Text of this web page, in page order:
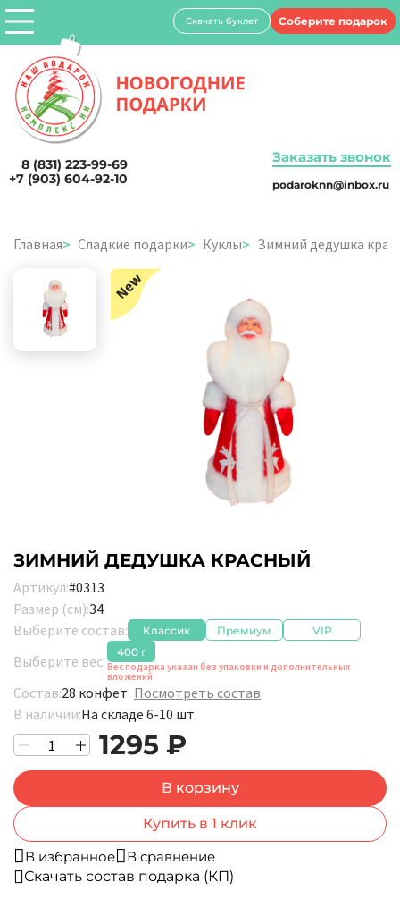
Скачать буклет Соберите подарок
8 (831) 223-99-69
+7 (903) 604-92-10
Заказать звонок
podaroknn@inbox.ru
Главная Сладкие подарки Куклы Зимний дедушка
ЗИМНИЙ ДЕДУШКА КРАСНЫЙ
Артикул:#0313
Размер (см):34
Выберите состав:
Классик Премиум VIP
Выберите вес:
400 г
Вес подарка указан без упаковки и дополнительных
вложений
Состав:28 конфет Посмотреть состав
В наличии:На складе 6-10 шт.
1295 ₽
В корзину
Купить в 1 клик
В избранное
В сравнение
Скачать состав подарка (КП)